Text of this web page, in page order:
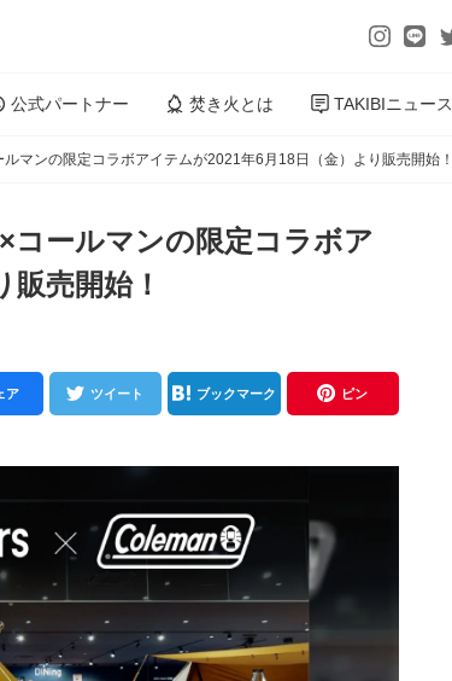
公式パートナー 焚き火とは TAKIBIニュース
マンの限定コラボアイテムが2021年6月18日（金）より販売開始！
コールマンの限定コラボア
売開始！
ア ツイート ブックマーク ピン